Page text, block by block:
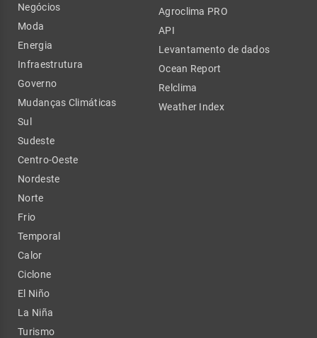
Negócios
Moda
Energia
Infraestrutura
Governo
Mudanças Climáticas
Sul
Sudeste
Centro-Oeste
Nordeste
Norte
Frio
Temporal
Calor
Ciclone
El Niño
La Niña
Turismo
Agroclima PRO
API
Levantamento de dados
Ocean Report
Relclima
Weather Index